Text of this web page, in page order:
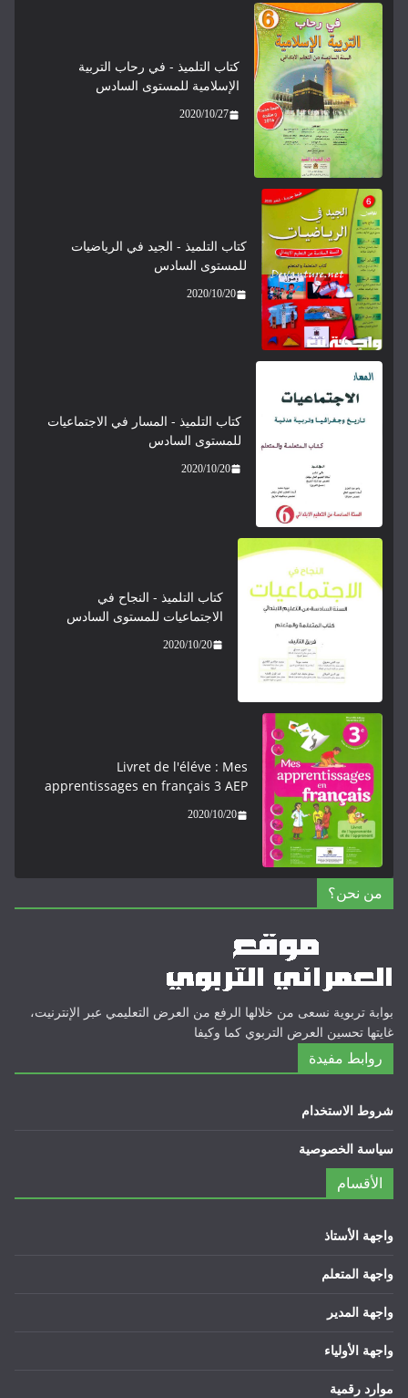
كتاب التلميذ - في رحاب التربية
الإسلامية للمستوى السادس
2020/10/27
كتاب التلميذ - الجيد في الرياضيات
للمستوى السادس
2020/10/20
كتاب التلميذ - المسار في الاجتماعيات
للمستوى السادس
2020/10/20
كتاب التلميذ - النجاح في
الاجتماعيات للمستوى السادس
2020/10/20
Livret de l'éléve : Mes
apprentissages en français 3 AEP
2020/10/20
من نحن؟
بوابة تربوية نسعى من خلالها الرفع من العرض التعليمي عبر الإنترنيت،
غايتها تحسين العرض التربوي كما وكيفا
روابط مفيدة
شروط الاستخدام
سياسة الخصوصية
الأقسام
واجهة الأستاذ
واجهة المتعلم
واجهة المدير
واجهة الأولياء
موارد رقمية